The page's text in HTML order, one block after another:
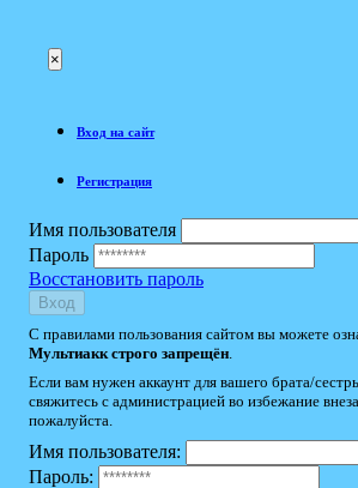
×
Вход на сайт
Регистрация
Имя пользователя
Пароль
Восстановить пароль
Вход
С правилами пользования сайтом вы можете
Мультиакк строго запрещён
Если вам нужен аккаунт для вашего брата/
свяжитесь с администрацией во избежание
пожалуйста.
Имя пользователя:
Пароль: